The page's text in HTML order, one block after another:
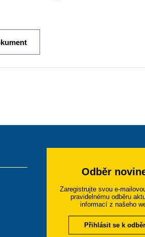
Odběr
Zaregistrujte svou e-
pravidelnému odběru
informací z našeho
Přihlásit se k